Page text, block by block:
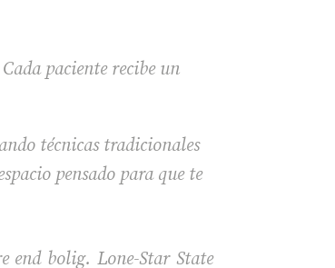
paciente recibe un
técnicas tradicionales
pensado para que te
end bolig. Lone-Star State